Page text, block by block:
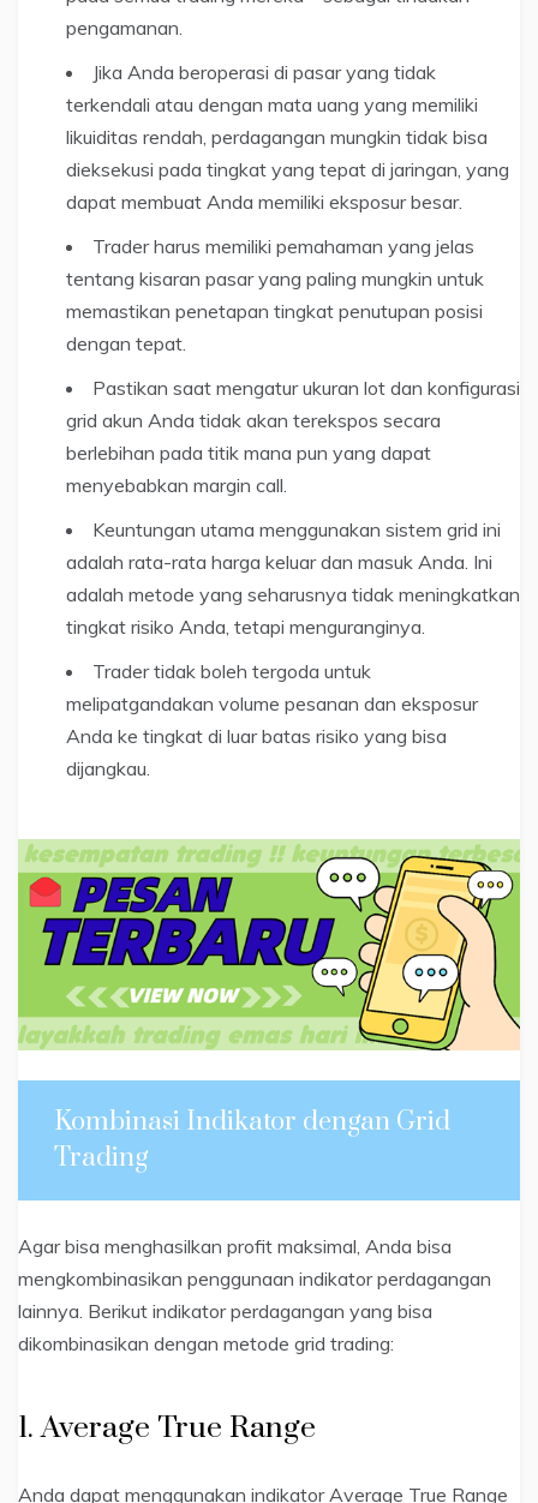
pengamanan.
Jika Anda beroperasi di pasar yang tidak
terkendali atau dengan mata uang yang memiliki
likuiditas rendah, perdagangan mungkin tidak bisa
dieksekusi pada tingkat yang tepat di jaringan, yang
dapat membuat Anda memiliki eksposur besar.
Trader harus memiliki pemahaman yang jelas
tentang kisaran pasar yang paling mungkin untuk
memastikan penetapan tingkat penutupan posisi
dengan tepat.
Pastikan saat mengatur ukuran lot dan konfigurasi
grid akun Anda tidak akan terekspos secara
berlebihan pada titik mana pun yang dapat
menyebabkan margin call.
Keuntungan utama menggunakan sistem grid ini
adalah rata-rata harga keluar dan masuk Anda. Ini
adalah metode yang seharusnya tidak meningkatkan
tingkat risiko Anda, tetapi menguranginya.
Trader tidak boleh tergoda untuk
melipatgandakan volume pesanan dan eksposur
Anda ke tingkat di luar batas risiko yang bisa
dijangkau.
Kombinasi Indikator dengan Grid
Trading
Agar bisa menghasilkan profit maksimal, Anda bisa
mengkombinasikan penggunaan indikator perdagangan
lainnya. Berikut indikator perdagangan yang bisa
dikombinasikan dengan metode grid trading:
1. Average True Range
Anda dapat menggunakan indikator Average True Range